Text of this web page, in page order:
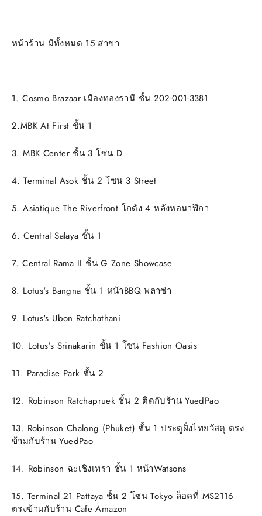
หน้าร้าน มีทั้งหมด 15 สาขา
1. Cosmo Brazaar เมืองทองธานี ชั้น 202-001-3381
2.MBK At First ชั้น 1
3. MBK Center ชั้น 3 โซน D
4. Terminal Asok ชั้น 2 โซน 3 Street
5. Asiatique The Riverfront โกดัง 4 หลังหอนาฬิกา
6. Central Salaya ชั้น 1
7. Central Rama II ชั้น G Zone Showcase
8. Lotus's Bangna ชั้น 1 หน้าBBQ พลาซ่า
9. Lotus's Ubon Ratchathani
10. Lotus's Srinakarin ชั้น 1 โซน Fashion Oasis
11. Paradise Park ชั้น 2
12. Robinson Ratchapruek ชั้น 2 ติดกับร้าน YuedPao
13. Robinson Chalong (Phuket) ชั้น 1 ประตูฝั่งไทยวัสดุ ตรง
ข้ามกับร้าน YuedPao
14. Robinson ฉะเชิงเทรา ชั้น 1 หน้าWatsons
15. Terminal 21 Pattaya ชั้น 2 โซน Tokyo ล็อคที่ MS2116
ตรงข้ามกับร้าน Cafe Amazon